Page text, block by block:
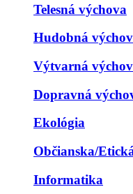
Telesná výchova
Hudobná
Výtvarná
Dopravná
Ekológia
Občianska/
Informatika